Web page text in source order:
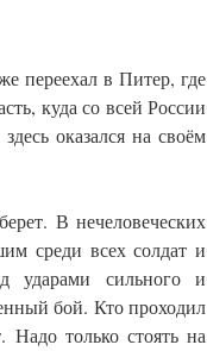
переехал в Питер, где
куда со всей России
оказался на своём
В нечеловеческих
среди всех солдат и
ударами сильного и
бой. Кто проходил
только стоять на